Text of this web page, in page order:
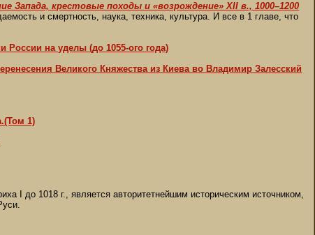
крестовые походы и «возрождение» XII в., 1000–1200
и смертность, наука, техника, культура. И все в 1 главе, что
России на уделы (до 1055-ого года)
Великого Княжества из Киева во Владимир Залесский
1)
I до 1018 г., является авторитетнейшим историческим источником,